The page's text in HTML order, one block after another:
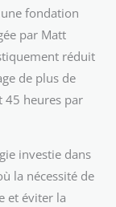
fondation
par Matt
réduit
de plus de
45 heures par
investie dans
la nécessité de
et éviter la